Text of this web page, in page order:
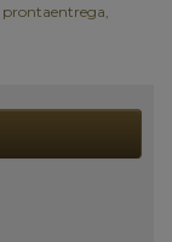
prontaentrega